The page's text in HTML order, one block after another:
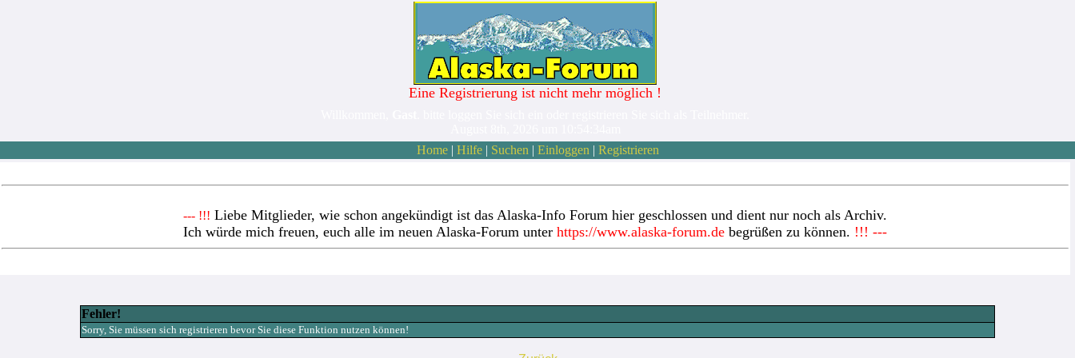
Eine Registrierung ist nicht mehr möglich !
Home| Hilfe| Suchen | Einloggen | Registrieren
--- !!! Liebe Mitglieder, wie schon angekündigt ist das Alaska-Info Forum hier geschlossen und dient nur noch als Archiv.
Ich würde mich freuen, euch alle im neuen Alaska-Forum unter https://www.alaska-forum.de begrüßen zu können. !!! ---
Fehler!
Sorry, Sie müssen sich registrieren bevor Sie diese Funktion nutzen können!